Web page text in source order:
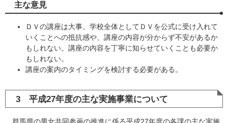
主な意見
ＤＶの講座は大事。学校全体としてＤＶを公式に受け入れて
いくことへの抵抗感や、講座の内容が分からず不安があるか
もしれない。講座の内容を丁寧に知らせていくことも必要か
もしれない。
講座の案内のタイミングを検討する必要がある。
3 平成27年度の主な実施事業について